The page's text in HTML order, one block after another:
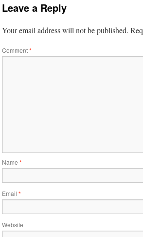
Leave a Reply
Your email address will not be published.
Comment*
Name *
Email *
Website